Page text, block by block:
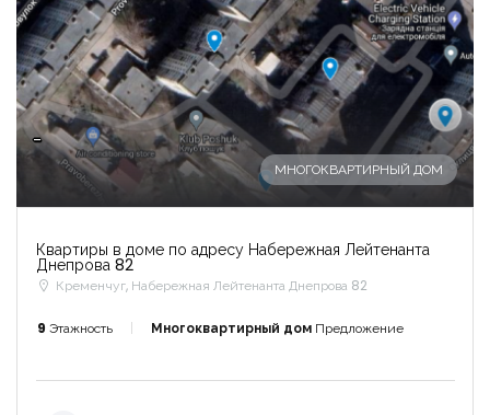
-
МНОГОКВАРТИРНЫЙ ДОМ
Квартиры в доме по адресу Набережная Лейтенанта
Днепрова 82
Кременчуг, Набережная Лейтенанта Днепрова 82
9 Этажность Многоквартирный дом Предложение